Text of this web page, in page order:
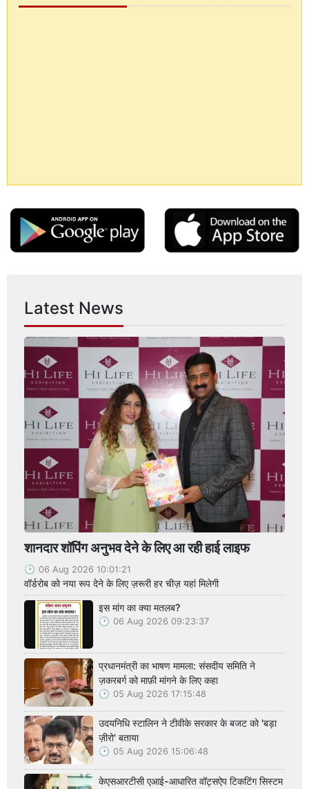
Latest News
शानदार शॉपिंग अनुभव देने के लिए आ रही हाई लाइफ
06 Aug 2026 10:01:21
वॉर्डरोब को नया रूप देने के लिए ज़रूरी हर चीज़ यहां मिलेगी
इस मांग का क्या मतलब?
06 Aug 2026 09:23:37
प्रधानमंत्री का भाषण मामला: संसदीय समिति ने
ज़करबर्ग को माफ़ी मांगने के लिए कहा
05 Aug 2026 17:15:48
उदयनिधि स्टालिन ने टीवीके सरकार के बजट को 'बड़ा
ज़ीरो' बताया
05 Aug 2026 15:06:48
केएसआरटीसी एआई-आधारित वॉट्सऐप टिकटिंग सिस्टम